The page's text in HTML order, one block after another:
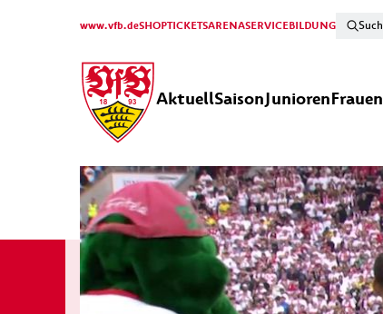
www.vfb.deSHOPTICKETSARENASERVICEBILDUNG
AktuellSaisonJuniorenFrauen